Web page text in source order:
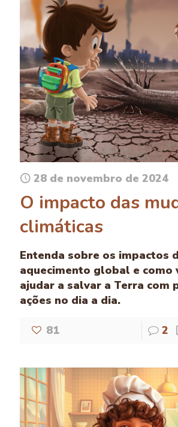
28 de novembro de 2024
O impacto das
climáticas
Entenda sobre os impactos
aquecimento global e como
ajudar a salvar a Terra com
ações no dia a dia.
81 2